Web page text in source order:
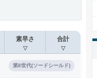
素早さ
▽
合計
▽
第8世代(ソードシールド)